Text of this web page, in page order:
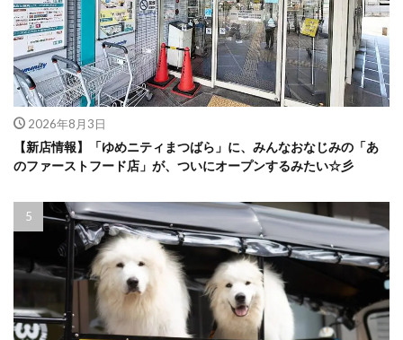
2026年8月3日
【新店情報】「ゆめニティまつばら」に、みんなおなじみの「あ
のファーストフード店」が、ついにオープンするみたい☆彡